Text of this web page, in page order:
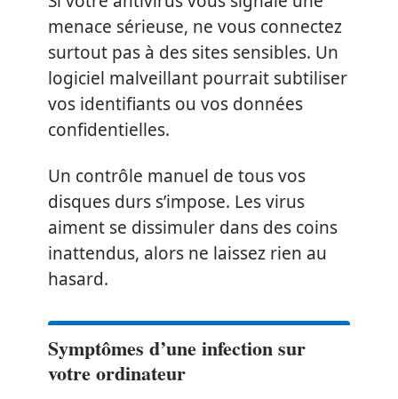
menace sérieuse, ne vous connectez
surtout pas à des sites sensibles. Un
logiciel malveillant pourrait subtiliser
vos identifiants ou vos données
confidentielles.
Un contrôle manuel de tous vos
disques durs s’impose. Les virus
aiment se dissimuler dans des coins
inattendus, alors ne laissez rien au
hasard.
Symptômes d’une infection sur
votre ordinateur